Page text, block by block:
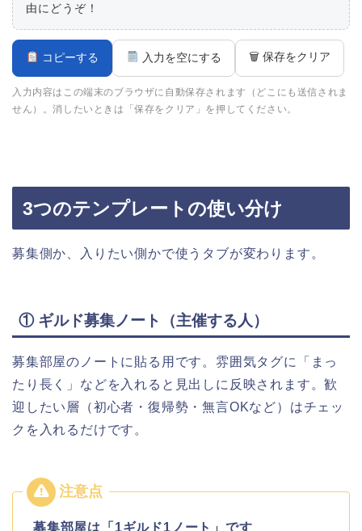
由にどうぞ！
コピーする 入力を空にする 🗑 保存をクリア
入力内容はこの端末のブラウザに自動保存されます（どこにも送信されま
せん）。消したいときは「保存をクリア」を押してください。
3つのテンプレートの使い分け
募集側か、入りたい側かで使うタブが変わります。
① ギルド募集ノート（主催する人）
募集部屋のノートに貼る用です。雰囲気タグに「まっ
たり長く」などを入れると見出しに反映されます。歓
迎したい層（初心者・復帰勢・無言OKなど）はチェッ
クを入れるだけです。
募集部屋は「1ギルド1ノート」です